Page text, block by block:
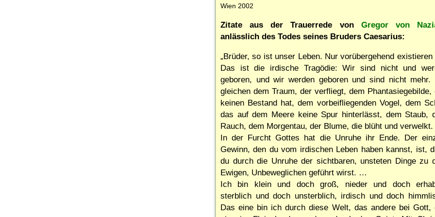
Wien 2002
Zitate aus der Trauerrede von Gregor von
anlässlich des Todes seines Bruders Caesarius:
Brüder, so ist unser Leben. Nur vorübergehend existieren
Das ist die irdische Tragödie: Wir sind nicht und
geboren, und wir werden geboren und sind nicht mehr.
gleichen dem Traum, der verfliegt, dem Phantasiegebilde,
keinen Bestand hat, dem vorbeifliegenden Vogel, dem
das auf dem Meere keine Spur hinterlässt, dem Staub,
Rauch, dem Morgentau, der Blume, die blüht und
In der Furcht Gottes hat die Unruhe ihr Ende. Der
Gewinn, den du vom irdischen Leben haben kannst, ist,
du durch die Unruhe der sichtbaren, unsteten Dinge zu
Ewigen, Unbeweglichen geführt wirst. …
Ich bin klein und doch groß, nieder und doch
sterblich und doch unsterblich, irdisch und doch
Das eine bin ich durch diese Welt, das andere bei Gott,